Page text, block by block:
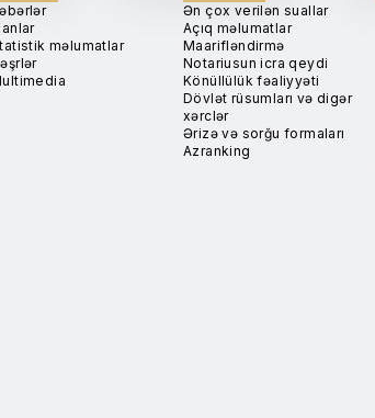
məlumatlar
Ən çox verilən suallar
Açıq məlumatlar
Maarifləndirmə
Notariusun icra qeydi
Könüllülük fəaliyyəti
Dövlət rüsumları və digər
xərclər
Ərizə və sorğu formaları
Azranking